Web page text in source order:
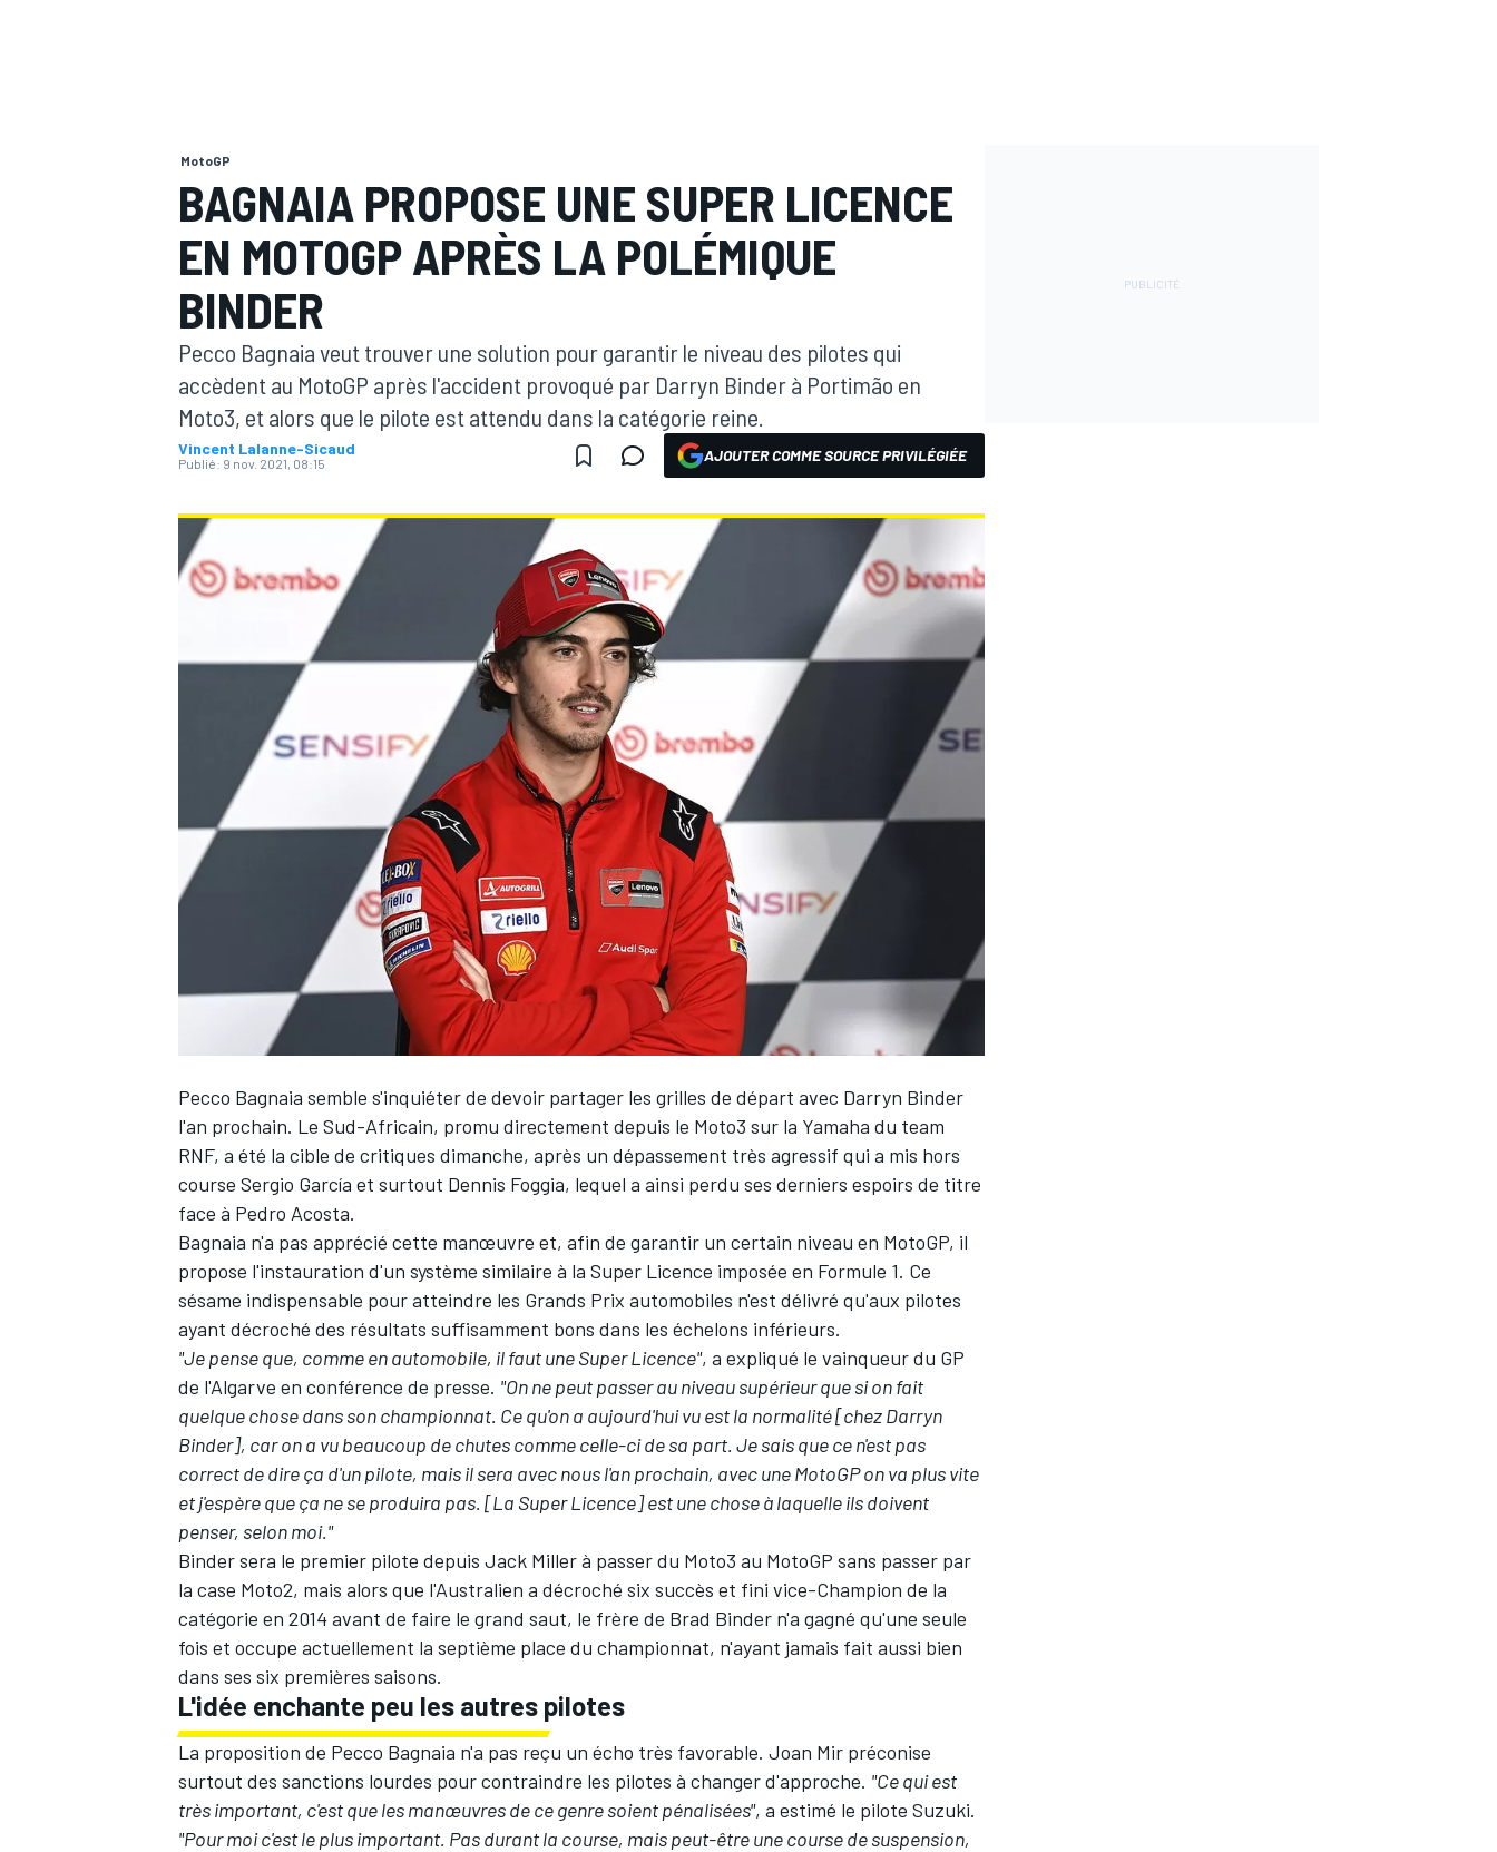
MOTOGP
WRC
WEC
MotoGP
BAGNAIA PROPOSE UNE SUPER LICENCE
EN MOTOGP APRÈS LA POLÉMIQUE
BINDER
Pecco Bagnaia veut trouver une solution pour garantir le niveau des pilotes qui
accèdent au MotoGP après l'accident provoqué par Darryn Binder à Portimão en
Moto3, et alors que le pilote est attendu dans la catégorie reine.
Vincent Lalanne-Sicaud
Publié: 9 nov. 2021, 08:15 AJOUTER COMME SOURCE PRIVILÉGIÉE
Pecco Bagnaia semble s'inquiéter de devoir partager les grilles de départ avec Darryn Binder
l'an prochain. Le Sud-Africain, promu directement depuis le Moto3 sur la Yamaha du team
RNF, a été la cible de critiques dimanche, après un dépassement très agressif qui a mis hors
course Sergio García et surtout Dennis Foggia, lequel a ainsi perdu ses derniers espoirs de titre
face à Pedro Acosta.
Bagnaia n'a pas apprécié cette manœuvre et, afin de garantir un certain niveau en MotoGP, il
propose l'instauration d'un système similaire à la Super Licence imposée en Formule 1. Ce
sésame indispensable pour atteindre les Grands Prix automobiles n'est délivré qu'aux pilotes
ayant décroché des résultats suffisamment bons dans les échelons inférieurs.
"Je pense que, comme en automobile, il faut une Super Licence", a expliqué le vainqueur du GP
de l'Algarve en conférence de presse. "On ne peut passer au niveau supérieur que si on fait
quelque chose dans son championnat. Ce qu'on a aujourd'hui vu est la normalité [chez Darryn
Binder], car on a vu beaucoup de chutes comme celle-ci de sa part. Je sais que ce n'est pas
correct de dire ça d'un pilote, mais il sera avec nous l'an prochain, avec une MotoGP on va plus vite
et j'espère que ça ne se produira pas. [La Super Licence] est une chose à laquelle ils doivent
penser, selon moi."
Binder sera le premier pilote depuis Jack Millerà passer du Moto3 au MotoGP sans passer par
la case Moto2, mais alors que l'Australien a décroché six succès et fini vice-Champion de la
catégorie en 2014 avant de faire le grand saut, le frère de Brad Binder n'a gagné qu'une seule
fois et occupe actuellement la septième place du championnat, n'ayant jamais fait aussi bien
dans ses six premières saisons.
L'idée enchante peu les autres pilotes
La proposition de Pecco Bagnaia n'a pas reçu un écho très favorable. Joan Mir préconise
surtout des sanctions lourdes pour contraindre les pilotes à changer d'approche. "Ce qui est
très important, c'est que les manœuvres de ce genre soient pénalisées", a estimé le pilote Suzuki.
"Pour moi c'est le plus important. Pas durant la course, mais peut-être une course de suspension,